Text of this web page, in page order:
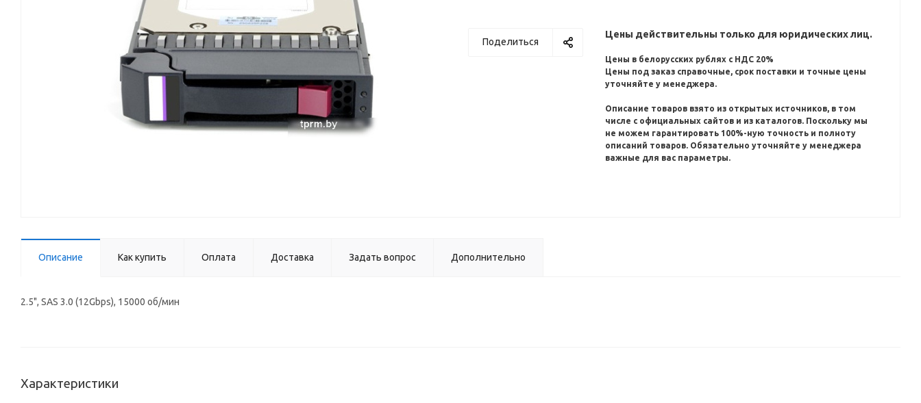
Поделиться
Цены действительны только для юридических лиц.
Цены в белорусских рублях с НДС 20%
Цены под заказ справочные, срок поставки и точные цены
уточняйте у менеджера.
Описание товаров взято из открытых источников, в том
числе с официальных сайтов и из каталогов. Поскольку мы
не можем гарантировать 100%-ную точность и полноту
описаний товаров. Обязательно уточняйте у менеджера
важные для вас параметры.
Описание Как купить Оплата Доставка Задать вопрос Дополнительно
2.5", SAS 3.0 (12Gbps), 15000 об/мин
Характеристики